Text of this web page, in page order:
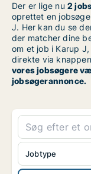
Der er lige nu 2
oprettet en
J. Her kan du se
der matcher dine
om et job i Karup
direkte via
vores jobsøgere
jobsøgerannonce.
Jobtype